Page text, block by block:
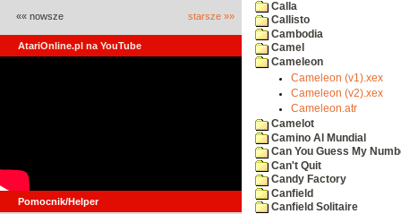
«« nowsze starsze »»
AtariOnline.pl na YouTube
Pomocnik/Helper
Calla
Callisto
Cambodia
Camel
Cameleon
Cameleon (v1).xex
Cameleon (v2).xex
Cameleon.atr
Camelot
Camino Al Mundial
Can You Guess My
Can't Quit
Candy Factory
Canfield
Canfield Solitaire